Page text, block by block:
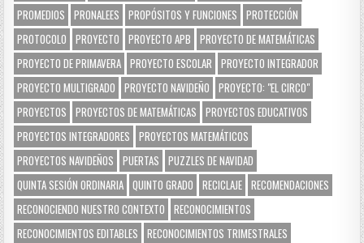
PROMEDIOS
PRONALEES PROPÓSITOS Y FUNCIONES
PROTECCIÓN
PROTOCOLO
PROYECTO PROYECTO APB
PROYECTO DE MATEMÁTICAS
PROYECTO DE PRIMAVERA PROYECTO ESCOLAR
PROYECTO INTEGRADOR
PROYECTO MULTIGRADO
PROYECTO NAVIDEÑO
PROYECTO: "EL CIRCO"
PROYECTOS
PROYECTOS DE MATEMÁTICAS
PROYECTOS EDUCATIVOS
PROYECTOS INTEGRADORES
PROYECTOS MATEMÁTICOS
PROYECTOS NAVIDEÑOS
PUERTAS
PUZZLES DE NAVIDAD
QUINTA SESIÓN ORDINARIA QUINTO GRADO RECICLAJE RECOMENDACIONES
RECONOCIENDO NUESTRO CONTEXTO
RECONOCIMIENTOS
RECONOCIMIENTOS EDITABLES
RECONOCIMIENTOS TRIMESTRALES